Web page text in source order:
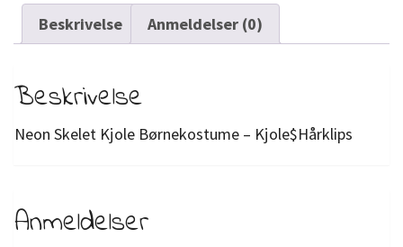
Beskrivelse Anmeldelser (0)
Beskrivelse
Neon Skelet Kjole Børnekostume – Kjole$Hårklips
Anmeldelser